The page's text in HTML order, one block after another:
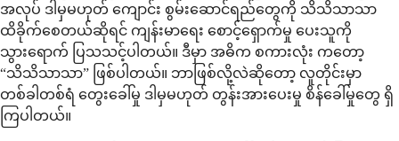
အလုပ် ဒါမှမဟုတ် ကျောင်း စွမ်းဆောင်ရည်တွေကို သိသိသာသာ
ထိခိုက်စေတယ်ဆိုရင် ကျန်းမာရေး စောင့်ရှောက်မှု ပေးသူကို
သွားရောက် ပြသသင့်ပါတယ်။ ဒီမှာ အဓိက စကားလုံး ကတော့
“သိသိသာသာ” ဖြစ်ပါတယ်။ ဘာဖြစ်လို့လဲဆိုတော့ လူတိုင်းမှာ
တစ်ခါတစ်ရံ တွေးခေါ်မှု ဒါမှမဟုတ် တွန်းအားပေးမှု စိန်ခေါ်မှုတွေ ရှိ
ကြပါတယ်။